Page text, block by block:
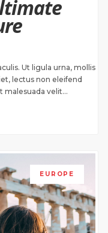
Ut ligula urna, mollis
lectus non eleifend
velit...
EUROPE